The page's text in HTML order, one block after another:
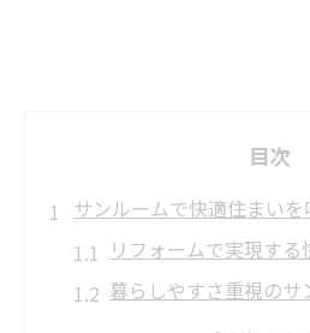
目次
サンルームで快適住まい
リフォームで実現す
暮らしやすさ重視の